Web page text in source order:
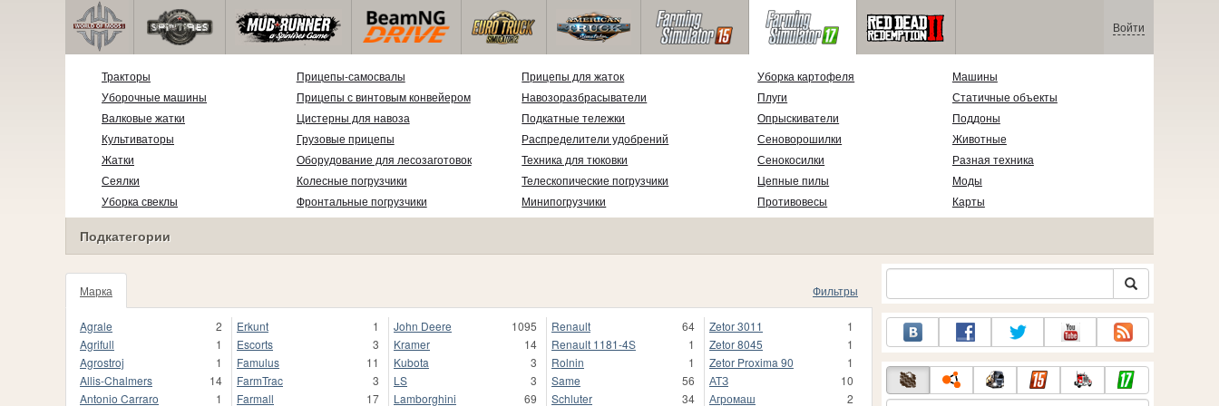
Войти
Тракторы
Уборочные машины
Валковые жатки
Культиваторы
Жатки
Сеялки
Уборка свеклы
Прицепы-самосвалы
Прицепы с винтовым конвейером
Цистерны для навоза
Грузовые прицепы
Оборудование для лесозаготовок
Колесные погрузчики
Фронтальные погрузчики
Прицепы для жаток
Навозоразбрасыватели
Подкатные тележки
Распределители удобрений
Техника для тюковки
Телескопические погрузчики
Минипогрузчики
Уборка картофеля
Плуги
Опрыскиватели
Сеноворошилки
Сенокосилки
Цепные пилы
Противовесы
Машины
Статичные объекты
Поддоны
Животные
Разная техника
Моды
Карты
Подкатегории
Марка
Фильтры
1020
Agrale
2
Agrifull
1
Agrostroj
1
Allis-Chalmers
14
Antonio Carraro
1
Erkunt
1
Escorts
3
Famulus
11
FarmTrac
3
Farmall
17
John Deere
1095
Kramer
14
Kubota
3
LS
3
Lamborghini
69
Renault
64
Renault 1181-4S
1
Rolnin
1
Same
56
Schluter
34
Zetor 3011
1
Zetor 8045
1
Zetor Proxima 90
1
АТЗ
10
Агромаш
2